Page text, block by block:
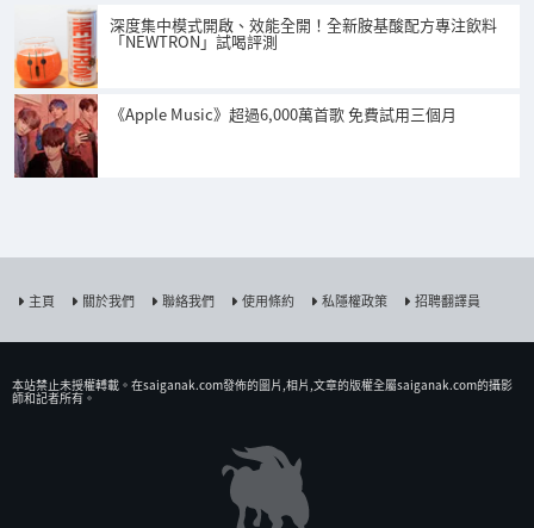
深度集中模式開啟、效能全開！全新胺基酸配方專注飲料
「NEWTRON」試喝評測
《Apple Music》超過6,000萬首歌 免費試用三個月
主頁 關於我們 聯絡我們 使用條約 私隱權政策 招聘翻譯員
本站禁止未授權𨍭載。在saiganak.com發佈的圖片,相片,文章的版權全屬saiganak.com的攝影
師和記者所有。